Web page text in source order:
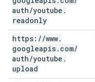
auth/youtube .
readonly
https: //www.
googleapis. com/
auth/youtube .
upload